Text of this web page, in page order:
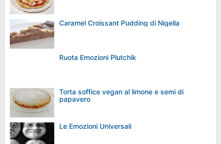
Caramel Croissant Pudding di Nigella
Ruota Emozioni Plutchik
Torta soffice vegan al limone e semi di
papavero
Le Emozioni Universali